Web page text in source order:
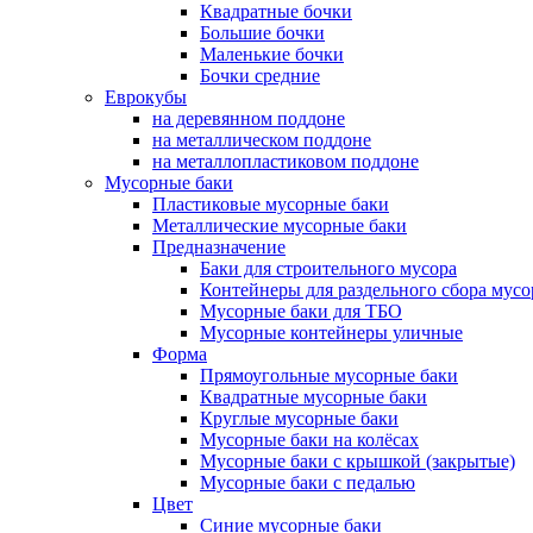
Квадратные бочки
Большие бочки
Маленькие бочки
Бочки средние
Еврокубы
на деревянном поддоне
на металлическом поддоне
на металлопластиковом поддоне
Мусорные баки
Пластиковые мусорные баки
Металлические мусорные баки
Предназначение
Баки для строительного мусора
Контейнеры для раздельного сбора
Мусорные баки для ТБО
Мусорные контейнеры уличные
Форма
Прямоугольные мусорные баки
Квадратные мусорные баки
Круглые мусорные баки
Мусорные баки на колёсах
Мусорные баки с крышкой (закрытые)
Мусорные баки с педалью
Цвет
Синие мусорные баки